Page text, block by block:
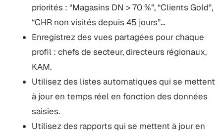
priorités : “Magasins DN > 70 %”, “Clients Gold”,
“CHR non visités depuis 45 jours”…
Enregistrez des vues partagées pour chaque
profil : chefs de secteur, directeurs régionaux,
KAM.
Utilisez des listes automatiques qui se mettent
à jour en temps réel en fonction des données
saisies.
Utilisez des rapports qui se mettent à jour en